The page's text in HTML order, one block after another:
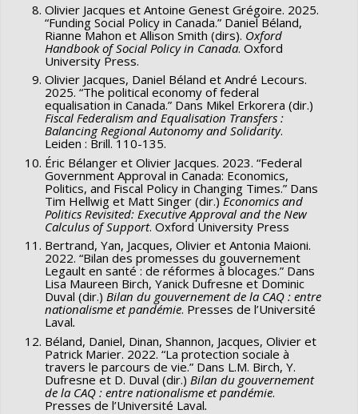
Olivier Jacques et Antoine Genest Grégoire. 2025.
“Funding Social Policy in Canada.” Daniel Béland,
Rianne Mahon et Allison Smith (dirs). Oxford
Handbook of Social Policy in Canada. Oxford
University Press.
Olivier Jacques, Daniel Béland et André Lecours.
2025. “The political economy of federal
equalisation in Canada.” Dans Mikel Erkorera (dir.)
Fiscal Federalism and Equalisation Transfers :
Balancing Regional Autonomy and Solidarity.
Leiden : Brill. 110-135.
Éric Bélanger et Olivier Jacques. 2023. “Federal
Government Approval in Canada: Economics,
Politics, and Fiscal Policy in Changing Times.” Dans
Tim Hellwig et Matt Singer (dir.)Economics and
Politics Revisited: Executive Approval and the New
Calculus of Support. Oxford University Press
Bertrand, Yan, Jacques, Olivier et Antonia Maioni.
2022. “Bilan des promesses du gouvernement
Legault en santé : de réformes à blocages.” Dans
Lisa Maureen Birch, Yanick Dufresne et Dominic
Duval (dir.) Bilan du gouvernement de la CAQ : entre
nationalisme et pandémie. Presses de l’Université
Laval.
Béland, Daniel, Dinan, Shannon, Jacques, Olivier et
Patrick Marier. 2022. “La protection sociale à
travers le parcours de vie.” Dans L.M. Birch, Y.
Dufresne et D. Duval (dir.) Bilan du gouvernement
de la CAQ : entre nationalisme et pandémie.
Presses de l’Université Laval.